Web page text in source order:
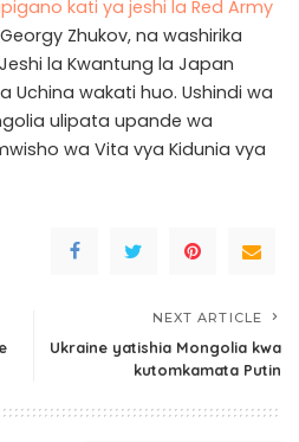
kati ya jeshi la Red Army
Zhukov, na washirika
la Kwantung la Japan
Uchina wakati huo. Ushindi wa
ulipata upande wa
wa Vita vya Kidunia vya
NEXT ARTICLE
Ukraine yatishia Mongolia kwa
kutomkamata Putin